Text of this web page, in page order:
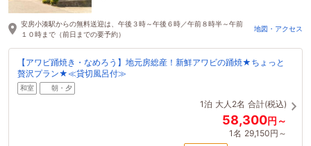
安房小湊駅からの無料送迎は、午後３時～午後６時／午前８時半～午前
１０時まで（前日までの要予約）
地図・アクセス
【アワビ踊焼き・なめろう】地元房総産！新鮮アワビの踊焼★ちょっと
贅沢プラン★≪貸切風呂付≫
和室 朝・夕
1泊 大人2名 合計(税込)
58,300円～
1名 29,150円～